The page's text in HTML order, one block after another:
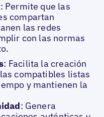
: Permite que las
compartan
las redes
con las normas
: Facilita la creación
compatibles listas
y mantienen la
: Genera